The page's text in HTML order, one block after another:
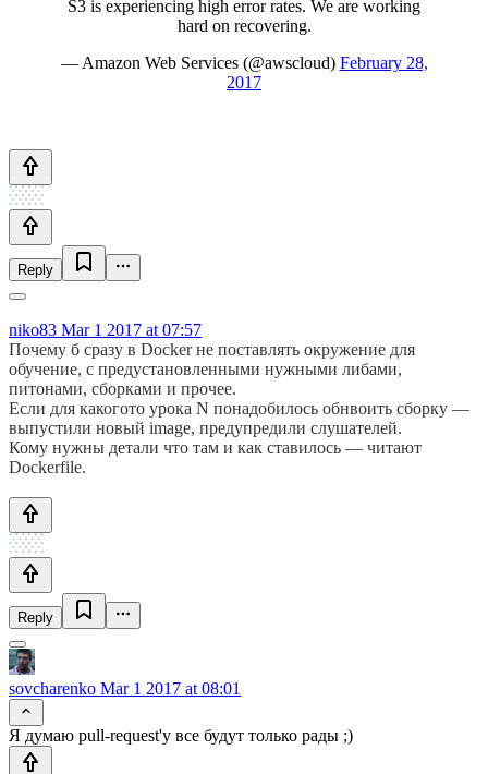
S3 is experiencing high error rates. We are working
hard on recovering.
— Amazon Web Services (@awscloud) February 28,
2017
Reply
niko83 Mar 1 2017 at 07:57
Почему б сразу в Docker не поставлять окружение для
обучение, с предустановленными нужными либами,
питонами, сборками и прочее.
Если для какогото урока N понадобилось обнвоить сборку —
выпустили новый image, предупредили слушателей.
Кому нужны детали что там и как ставилось — читают
Dockerfile.
Reply
sovcharenko Mar 1 2017 at 08:01
Я думаю pull-request'у все будут только рады ;)